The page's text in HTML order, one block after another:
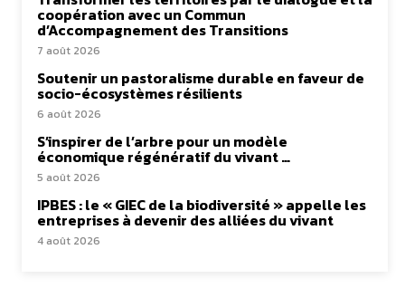
coopération avec un Commun
d’Accompagnement des Transitions
7 août 2026
Soutenir un pastoralisme durable en faveur de
socio-écosystèmes résilients
6 août 2026
S’inspirer de l’arbre pour un modèle
économique régénératif du vivant …
5 août 2026
IPBES : le « GIEC de la biodiversité » appelle les
entreprises à devenir des alliées du vivant
4 août 2026